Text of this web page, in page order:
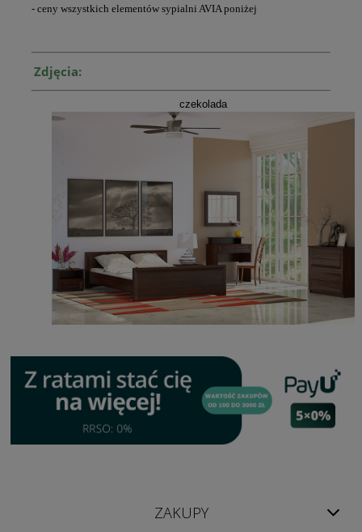
- ceny wszystkich elementów sypialni AVIA poniżej
Zdjęcia:
czekolada
ZAKUPY